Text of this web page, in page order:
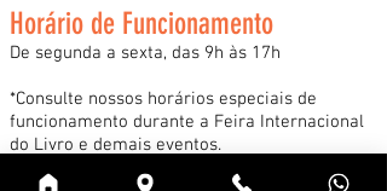
Horário de Funcionamento
De segunda a sexta, das 9h às 17h
*Consulte nossos horários especiais de
funcionamento durante a Feira Internacional
do Livro e demais eventos.